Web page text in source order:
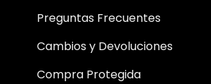
Preguntas Frecuentes
Cambios y Devoluciones
Compra Protegida